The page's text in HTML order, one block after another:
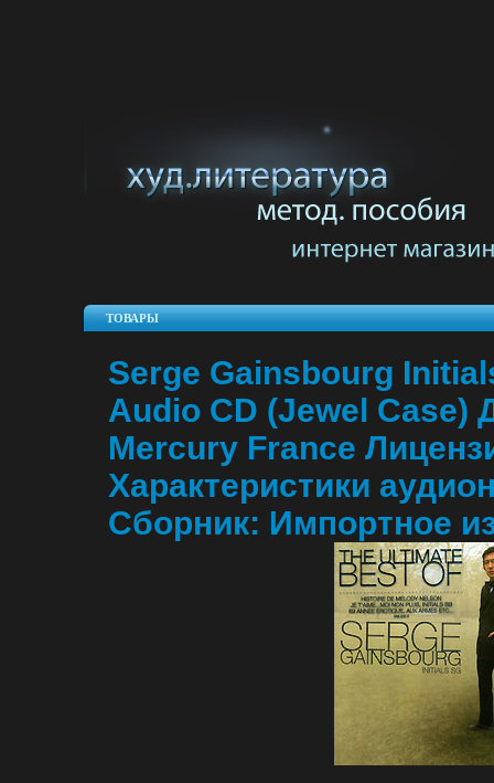
ТОВАРЫ
Serge Gainsbourg
Audio CD (Jewel Case)
Mercury France
Характеристики
Сборник: Импортное